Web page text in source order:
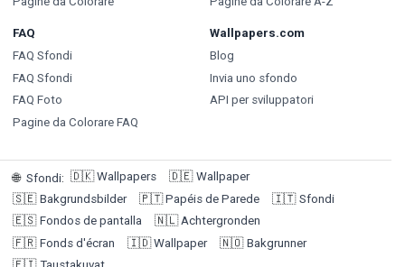
FAQ
FAQ Sfondi
FAQ Sfondi
FAQ Foto
Pagine da Colorare FAQ
Wallpapers.com
Blog
Invia uno sfondo
API per sviluppatori
🌐 Sfondi: 🇩🇰 Wallpapers 🇩🇪 Wallpaper
🇸🇪 Bakgrundsbilder 🇵🇹 Papéis de Parede 🇮🇹 Sfondi
🇪🇸 Fondos de pantalla 🇳🇱 Achtergronden
🇫🇷 Fonds d'écran 🇮🇩 Wallpaper 🇳🇴 Bakgrunner